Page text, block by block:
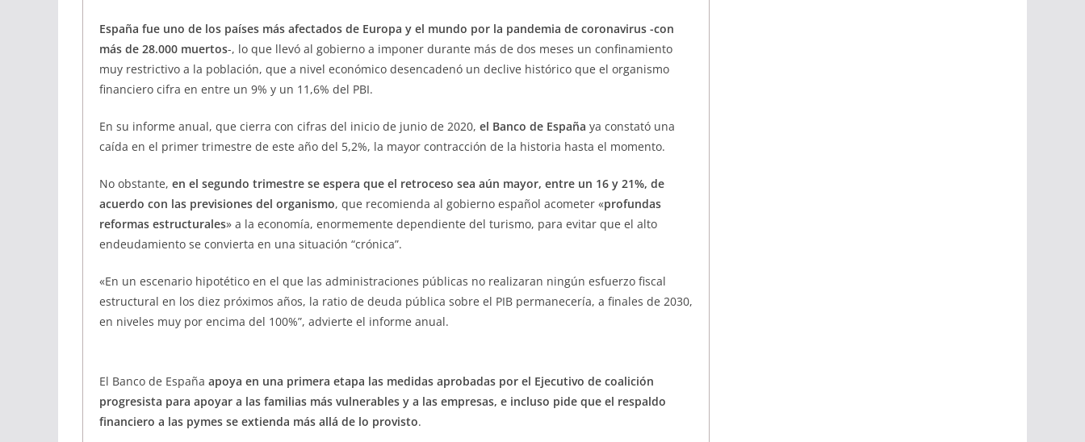
España fue uno de los países más afectados de Europa y el mundo por la pandemia de coronavirus -con
más de 28.000 muertos-, lo que llevó al gobierno a imponer durante más de dos meses un confinamiento
muy restrictivo a la población, que a nivel económico desencadenó un declive histórico que el organismo
financiero cifra en entre un 9% y un 11,6% del PBI.
En su informe anual, que cierra con cifras del inicio de junio de 2020, el Banco de España ya constató una
caída en el primer trimestre de este año del 5,2%, la mayor contracción de la historia hasta el momento.
No obstante, en el segundo trimestre se espera que el retroceso sea aún mayor, entre un 16 y 21%, de
acuerdo con las previsiones del organismo, que recomienda al gobierno español acometer «profundas
reformas estructurales» a la economía, enormemente dependiente del turismo, para evitar que el alto
endeudamiento se convierta en una situación “crónica”.
«En un escenario hipotético en el que las administraciones públicas no realizaran ningún esfuerzo fiscal
estructural en los diez próximos años, la ratio de deuda pública sobre el PIB permanecería, a finales de 2030,
en niveles muy por encima del 100%”, advierte el informe anual.
El Banco de España apoya en una primera etapa las medidas aprobadas por el Ejecutivo de coalición
progresista para apoyar a las familias más vulnerables y a las empresas, e incluso pide que el respaldo
financiero a las pymes se extienda más allá de lo provisto.